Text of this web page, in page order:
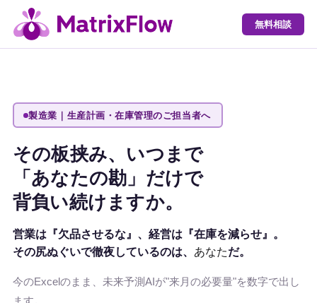
無料相談
製造業｜生産計画・在庫管理のご担当者へ
その板挟み、いつまで
「あなたの勘」だけで
背負い続けますか。
営業は『欠品させるな』、経営は『在庫を減らせ』。
その尻ぬぐいで徹夜しているのは、 あなただ。
今のExcelのまま、未来予測AIが"来月の必要量"を数字で出し
ます。